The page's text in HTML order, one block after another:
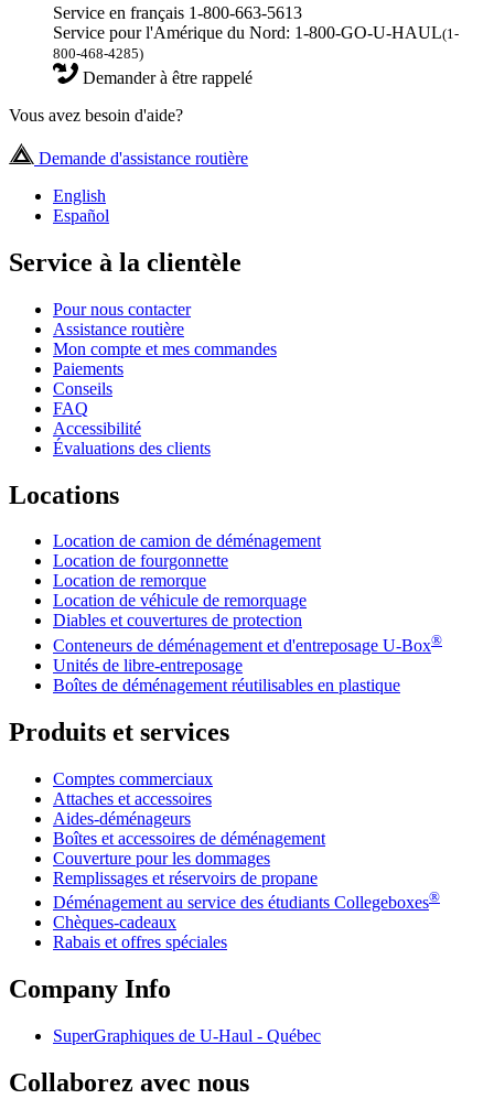
Service en français 1-800-663-5613
Service pour l'Amérique du Nord: 1-800-GO-U-HAUL(1-
800-468-4285)
Demander à être rappelé
Vous avez besoin d'aide?
Demande d'assistance routière
English
Español
Service à la clientèle
Pour nous contacter
Assistance routière
Mon compte et mes commandes
Paiements
Conseils
FAQ
Accessibilité
Évaluations des clients
Locations
Location de camion de déménagement
Location de fourgonnette
Location de remorque
Location de véhicule de remorquage
Diables et couvertures de protection
Conteneurs de déménagement et d'entreposage U-Box®
Unités de libre-entreposage
Boîtes de déménagement réutilisables en plastique
Produits et services
Comptes commerciaux
Attaches et accessoires
Aides-déménageurs
Boîtes et accessoires de déménagement
Couverture pour les dommages
Remplissages et réservoirs de propane
Déménagement au service des étudiants Collegeboxes®
Chèques-cadeaux
Rabais et offres spéciales
Company Info
SuperGraphiques de U-Haul - Québec
Collaborez avec nous